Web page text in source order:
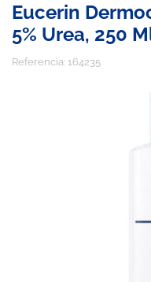
Eucerin
5% Urea, 250
Referencia: 164235